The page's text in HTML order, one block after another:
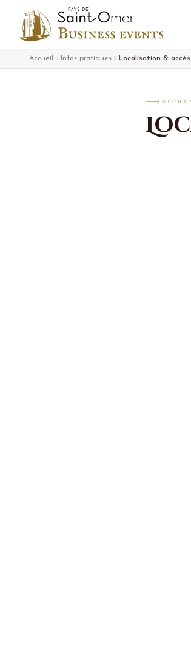
Aller au contenu
Accueil Infos pratiques Localisation & accès